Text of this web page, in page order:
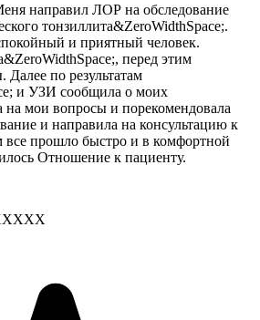
направил ЛОР на обследование
тонзиллита&ZeroWidthSpace;.
и приятный человек.
перед этим
по результатам
и УЗИ сообщила о моих
на мои вопросы и порекомендовала
и направила на консультацию к
все прошло быстро и в комфортной
Отношение к пациенту.